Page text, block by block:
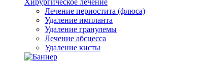
Хирургическое лечение
Лечение периостита (флюса)
Удаление импланта
Удаление гранулемы
Лечение абсцесса
Удаление кисты